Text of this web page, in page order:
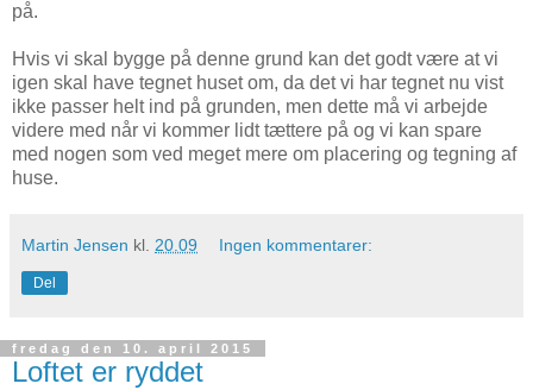
på.
Hvis vi skal bygge på denne grund kan det godt være at vi
igen skal have tegnet huset om, da det vi har tegnet nu vist
ikke passer helt ind på grunden, men dette må vi arbejde
videre med når vi kommer lidt tættere på og vi kan spare
med nogen som ved meget mere om placering og tegning af
huse.
Martin Jensen kl. 20.09 Ingen kommentarer:
Del
fredag den 10. april 2015
Loftet er ryddet